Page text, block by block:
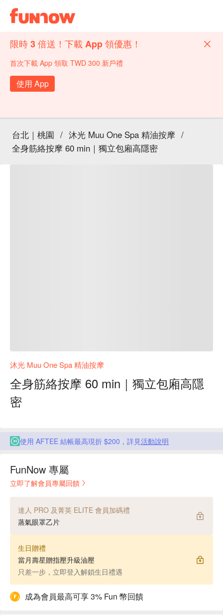
限時 3 倍送！下載 App 領優惠！
首次下載 App 領取 TWD 300 新戶禮
使用 App
台北｜桃園 / 沐光 Muu One Spa 精油按摩 /
全身筋絡按摩 60 min｜獨立包廂高隱密
沐光 Muu One Spa 精油按摩
全身筋絡按摩 60 min｜獨立包廂高隱
密
使用 AFTEE 結帳最高現折 $200，詳見活動說明
FunNow 專屬
立即了解會員專屬回饋
達人 PRO 及菁英 ELITE 會員加碼禮
蒸氣眼罩乙片
生日贈禮
當月壽星贈指壓升級油壓
只差一步，立即登入解鎖生日禮遇
成為會員最高可享 3% Fun 幣回饋